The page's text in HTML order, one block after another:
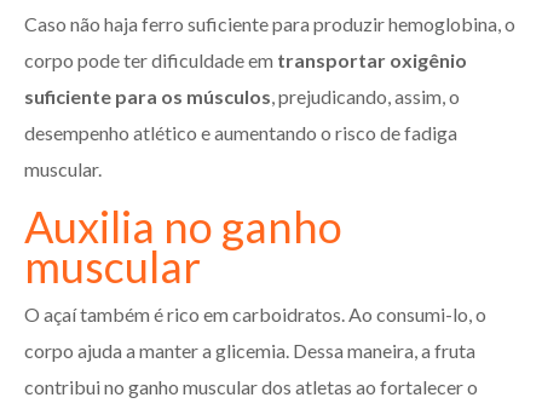
Caso não haja ferro suficiente para produzir hemoglobina, o
corpo pode ter dificuldade em transportar oxigênio
suficiente para os músculos, prejudicando, assim, o
desempenho atlético e aumentando o risco de fadiga
muscular.
Auxilia no ganho
muscular
O açaí também é rico em carboidratos. Ao consumi-lo, o
corpo ajuda a manter a glicemia. Dessa maneira, a fruta
contribui no ganho muscular dos atletas ao fortalecer o